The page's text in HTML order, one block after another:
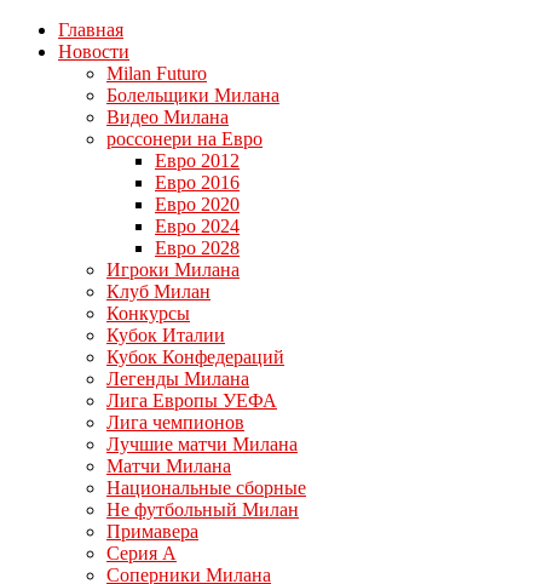
Главная
Новости
Milan Futuro
Болельщики Милана
Видео Милана
россонери на Евро
Евро 2012
Евро 2016
Евро 2020
Евро 2024
Евро 2028
Игроки Милана
Клуб Милан
Конкурсы
Кубок Италии
Кубок Конфедераций
Легенды Милана
Лига Европы УЕФА
Лига чемпионов
Лучшие матчи Милана
Матчи Милана
Национальные сборные
Не футбольный Милан
Примавера
Серия А
Соперники Милана